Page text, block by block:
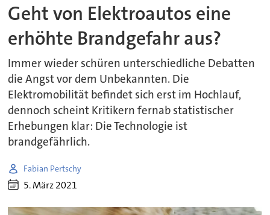
Geht von Elektroautos eine
erhöhte Brandgefahr aus?
Immer wieder schüren unterschiedliche Debatten
die Angst vor dem Unbekannten. Die
Elektromobilität befindet sich erst im Hochlauf,
dennoch scheint Kritikern fernab statistischer
Erhebungen klar: Die Technologie ist
brandgefährlich.
Fabian Pertschy
5. März 2021